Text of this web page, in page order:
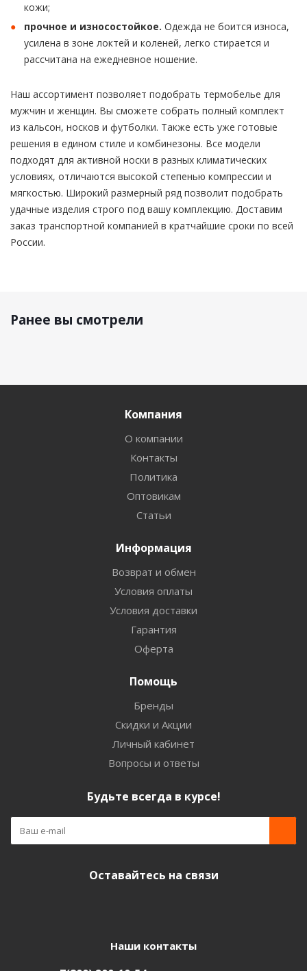
кожи;
прочное и износостойкое. Одежда не боится износа,
усилена в зоне локтей и коленей, легко стирается и
рассчитана на ежедневное ношение.
Наш ассортимент позволяет подобрать термобелье для
мужчин и женщин. Вы сможете собрать полный комплект
из кальсон, носков и футболки. Также есть уже готовые
решения в едином стиле и комбинезоны. Все модели
подходят для активной носки в разных климатических
условиях, отличаются высокой степенью компрессии и
мягкостью. Широкий размерный ряд позволит подобрать
удачные изделия строго под вашу комплекцию. Доставим
заказ транспортной компанией в кратчайшие сроки по всей
России.
Ранее вы смотрели
Компания
О компании
Контакты
Политика
Оптовикам
Статьи
Информация
Возврат и обмен
Условия оплаты
Условия доставки
Гарантия
Оферта
Помощь
Бренды
Скидки и Акции
Личный кабинет
Вопросы и ответы
Будьте всегда в курсе!
Оставайтесь на связи
Наши контакты